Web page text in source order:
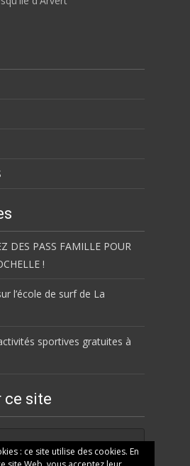
DES PASS FAMILLE POUR
!
l’école de surf de La
sportives gratuites à
ce site
: ce site utilise des cookies. En